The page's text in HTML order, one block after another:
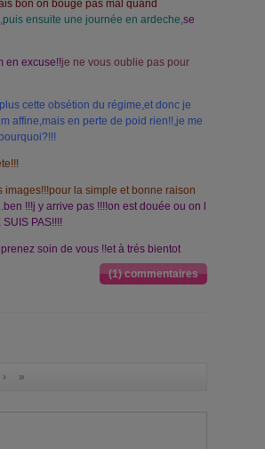
bon on bouge pas mal quand
puis ensuite une journée en ardeche,se
en excuse!!je ne vous oublie pas pour
cette obsétion du régime,et donc je
affine,mais en perte de poid rien!!,je me
la simple et bonne raison
ben !!!j y arrive pas !!!!on est douée ou on l
PAS!!!!
soin de vous !!et à trés bientot
(1) commentaires
»